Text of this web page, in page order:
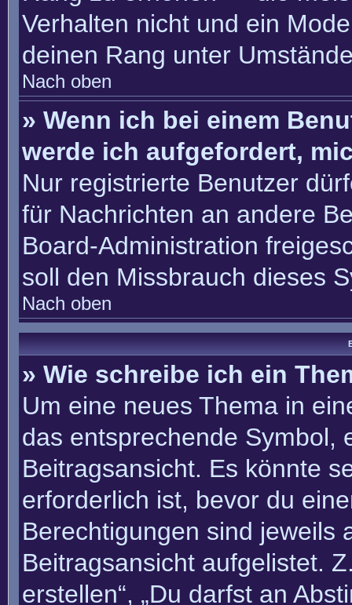
Verhalten nicht und ein
deinen Rang unter
Nach oben
» Wenn ich bei einem
werde ich aufgefordert,
Nur registrierte Benutzer
für Nachrichten an andere
Board-Administration
soll den Missbrauch dieses
Nach oben
» Wie schreibe ich ein
Um eine neues Thema in
das entsprechende Symbol,
Beitragsansicht. Es könnte
erforderlich ist, bevor du
Berechtigungen sind jeweils
Beitragsansicht aufgelistet.
erstellen“, „Du darfst an